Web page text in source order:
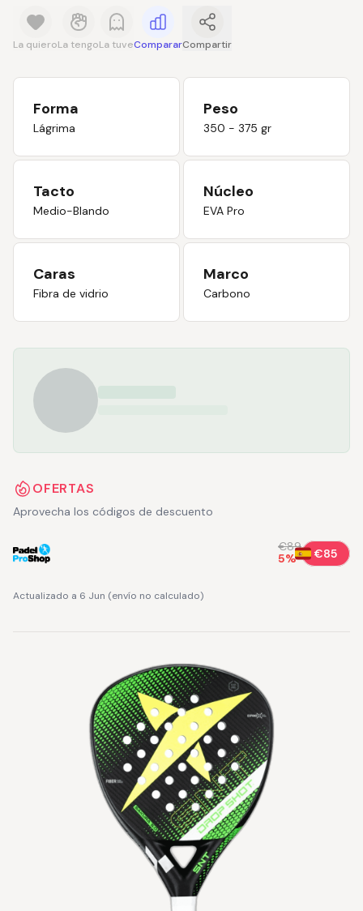
La quieroLa tengoLa tuveCompararCompartir
Forma
Lágrima
Peso
350 - 375 gr
Tacto
Medio-Blando
Núcleo
EVA Pro
Caras
Fibra de vidrio
Marco
Carbono
OFERTAS
Aprovecha los códigos de descuento
€89
5% €85
Actualizado a 6 Jun (envío no calculado)